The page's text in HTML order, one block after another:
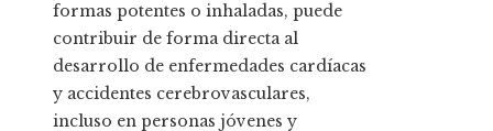
formas potentes o inhaladas, puede
contribuir de forma directa al
desarrollo de enfermedades cardíacas
y accidentes cerebrovasculares,
incluso en personas jóvenes y